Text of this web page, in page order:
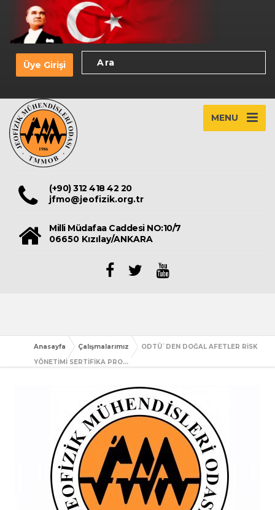
Üye Girişi
MENU
(+90) 312 418 42 20
jfmo@jeofizik.org.tr
Milli Müdafaa Caddesi NO:10/7
06650 Kızılay/ANKARA
Anasayfa Çalışmalarımız
ODTÜ`DEN DOĞAL AFETLER RİSK
YÖNETİMİ SERTİFİKA PRO...